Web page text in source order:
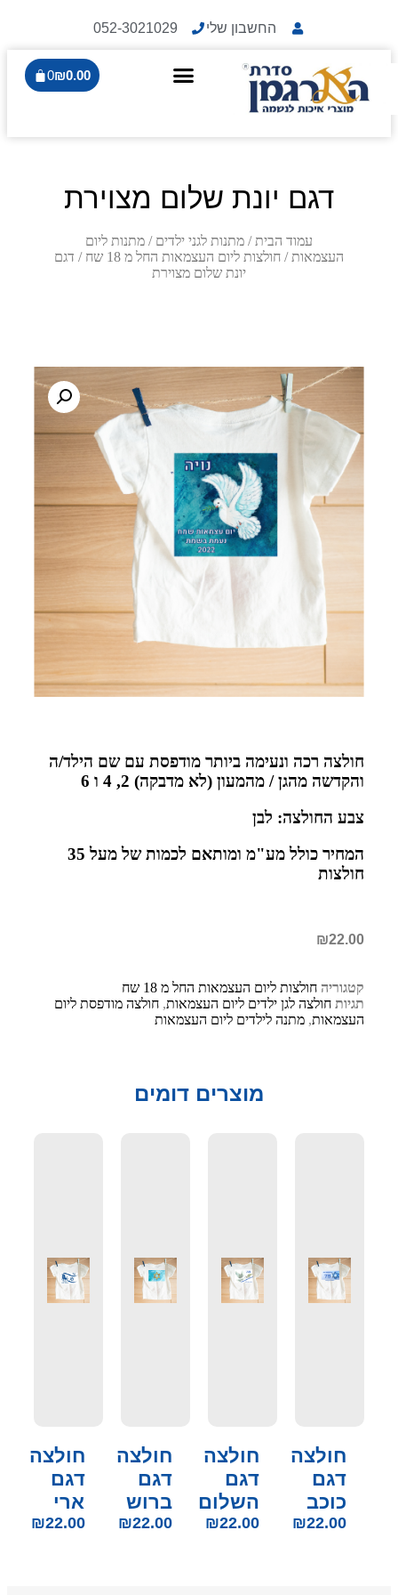
החשבון שלי 052-3021029
₪0.00
0
דגם יונת שלום מצוירת
עמוד הבית / מתנות לגני ילדים / מתנות ליום
העצמאות / חולצות ליום העצמאות החל מ 18 שח
/ דגם
יונת שלום מצוירת
חולצה רכה ונעימה ביותר מודפסת עם שם הילד/ה
והקדשה מהגן / מהמעון (לא מדבקה) 2, 4 ו 6
צבע החולצה: לבן
המחיר כולל מע"מ ומותאם לכמות של מעל 35
חולצות
₪22.00
קטגוריה חולצות ליום העצמאות החל מ 18 שח
תגיות חולצה לגן ילדים ליום העצמאות, חולצה מודפסת ליום
העצמאות, מתנה לילדים ליום העצמאות
מוצרים דומים
חולצה
דגם
כוכב
₪22.00
חולצה
דגם
השלום
₪22.00
חולצה
דגם
ברוש
₪22.00
חולצה
דגם
ארי
₪22.00